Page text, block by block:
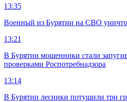
13:35
Военный из Бурятии на СВО
13:21
В Бурятии мошенники стали
проверками Роспотребнадзора
13:14
В Бурятии лесники потушили три